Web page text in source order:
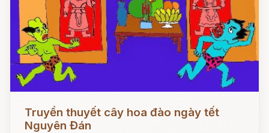
Đọc ngay
Truyền thuyết cây hoa đào ngày tết
Nguyên Đán